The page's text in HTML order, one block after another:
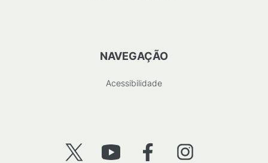
NAVEGAÇÃO
Acessibilidade